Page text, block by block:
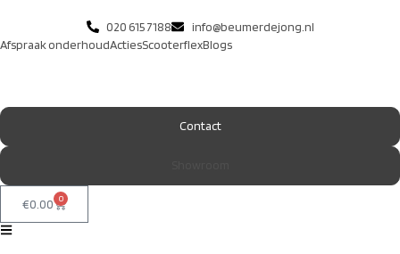
020 615 7188
info@beumerdejong.nl
Afspraak onderhoudActiesScooterflexBlogs
Contact
€0.00 0